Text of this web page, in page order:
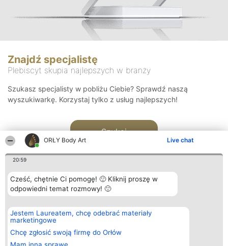
ORŁY Body Art Live chat
20:59
Cześć, chętnie Ci pomogę! 🙂 Kliknij proszę w
odpowiedni temat rozmowy! 🙂
Jestem Laureatem, chcę odebrać materiały
marketingowe
Chcę zgłosić swoją firmę do Orłów
Znajdź specjalistę
Plebiscyt skupia najlepszych w branży
Szukasz specjalisty w pobliżu Ciebie? Sprawdź naszą
wyszukiwarkę. Korzystaj tylko z usług najlepszych!
Szukaj
Organizator plebiscytu
Bright Side Solutions sp. z o.
o. sp. k.
ul. Ruska 22
Wrocław 50-079
KRS 0000749100 | Regon
Plebiscyt
Laureaci
wszystkich
Laureatów
Kontakt
Kontakt